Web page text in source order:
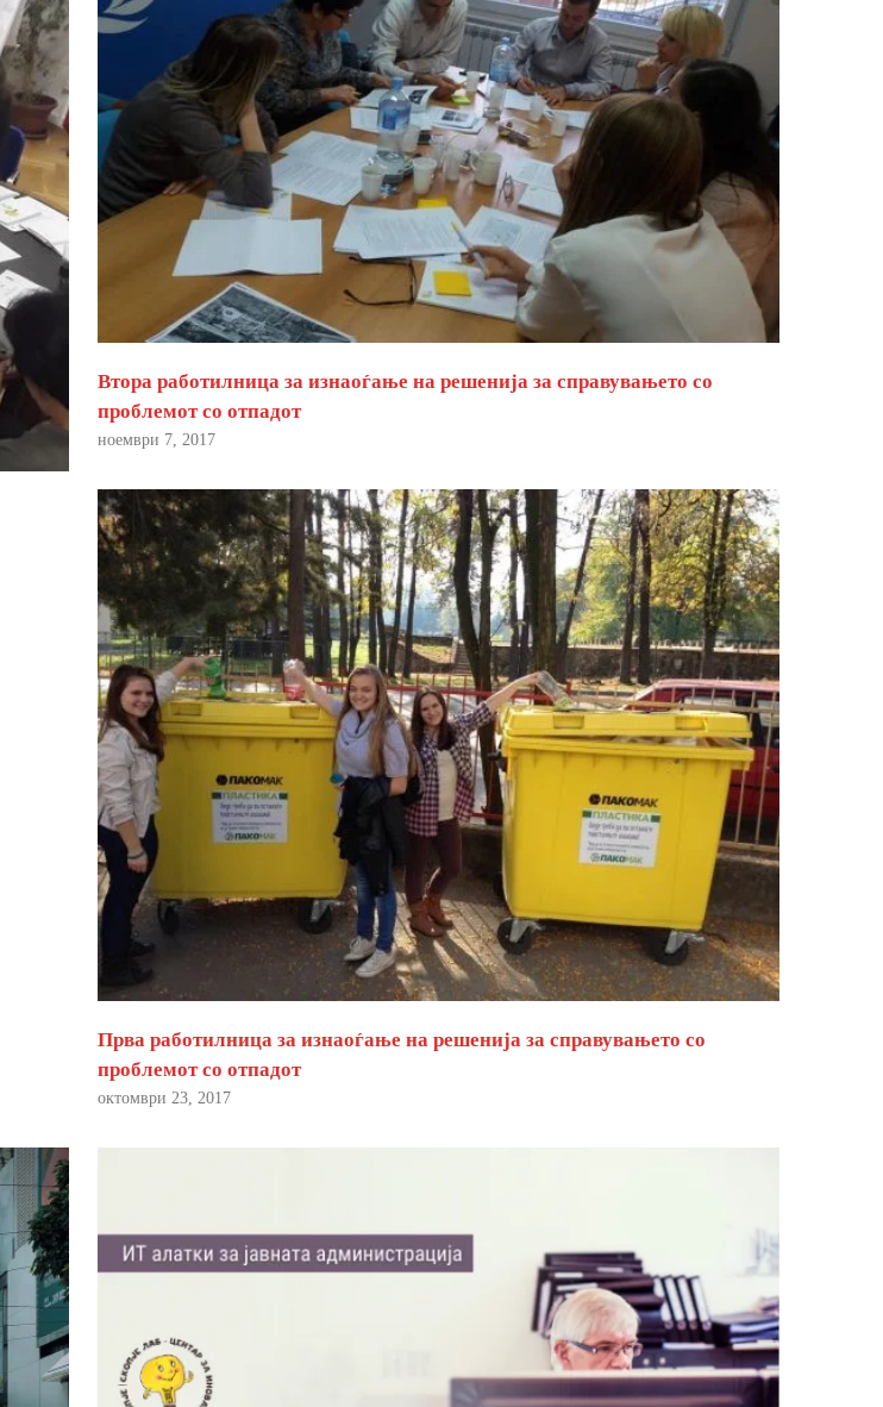
Втора работилница за изнаоѓање на решенија за справувањето со
проблемот со отпадот
ноември 7, 2017
Прва работилница за изнаоѓање на решенија за справувањето со
проблемот со отпадот
октомври 23, 2017